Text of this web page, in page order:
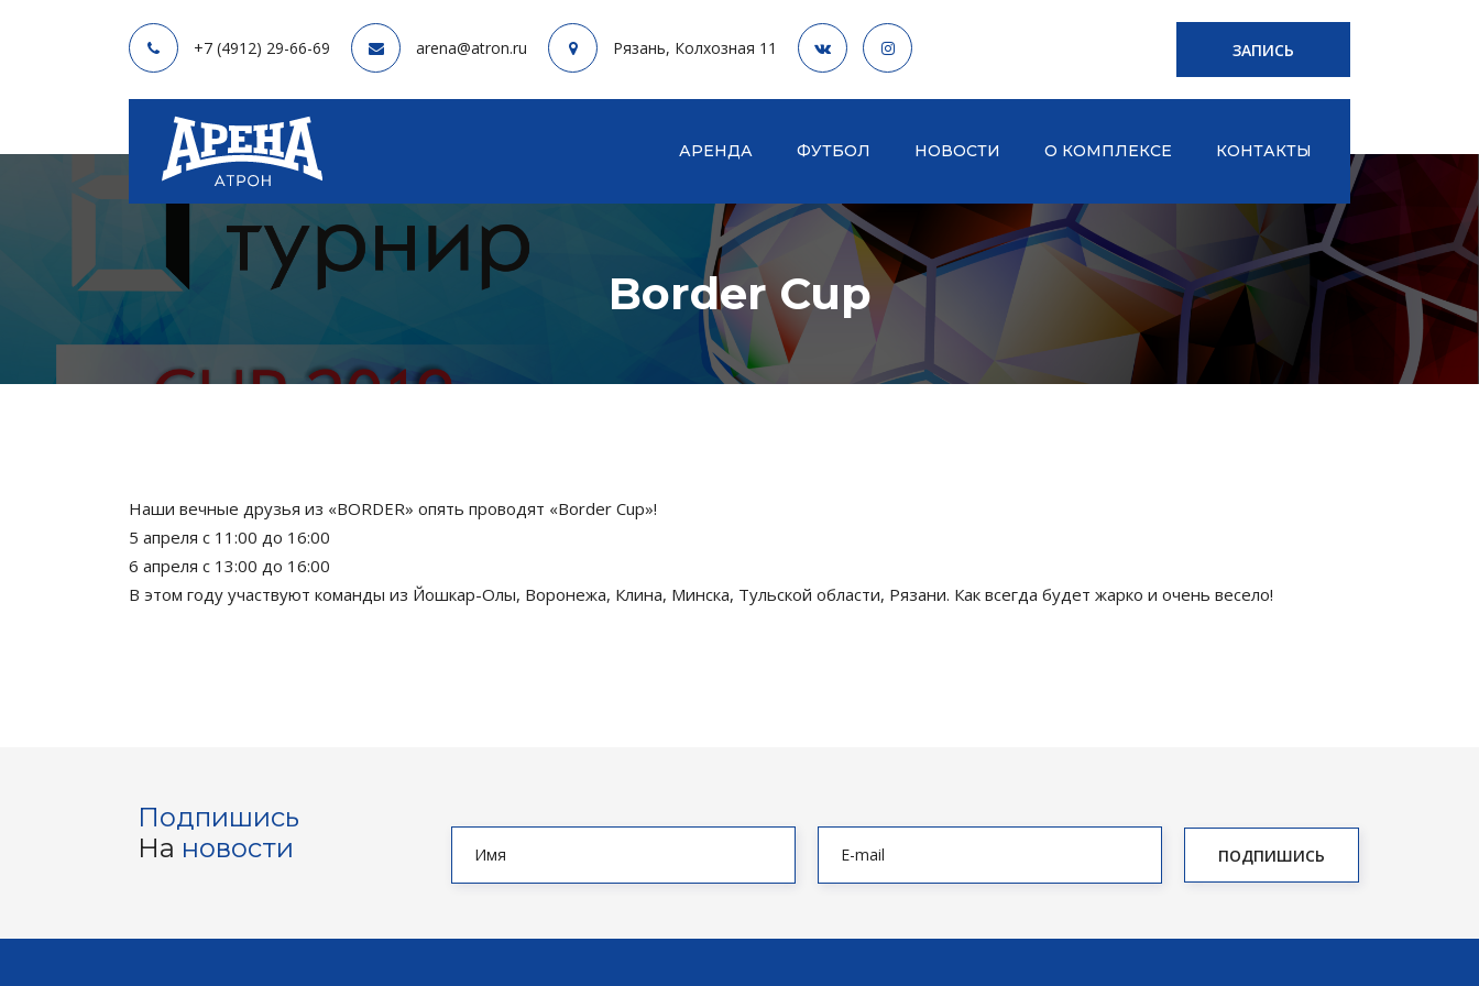
+7 (4912) 29-66-69 arena@atron.ru Рязань, Колхозная 11 ЗАПИСЬ
АРЕНДА ФУТБОЛ НОВОСТИ О КОМПЛЕКСЕ КОНТАКТЫ
Border Cup
Наши вечные друзья из «BORDER» опять проводят «Border Cup»!
5 апреля с 11:00 до 16:00
6 апреля с 13:00 до 16:00
В этом году участвуют команды из Йошкар-Олы, Воронежа, Клина, Минска, Тульской области, Рязани. Как всегда будет жарко и очень весело!
Подпишись
На новости